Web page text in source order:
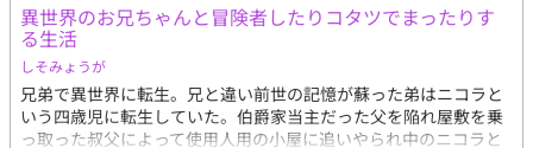
異世界のお兄ちゃんと冒険者したりコタツでまったりす
る生活
しそみょうが
兄弟で異世界に転生。兄と違い前世の記憶が蘇った弟はニコラと
いう四歳児に転生していた。伯爵家当主だった父を陥れ屋敷を乗
っ取った叔父によって使用人用の小屋に追いやられ中のニコラと